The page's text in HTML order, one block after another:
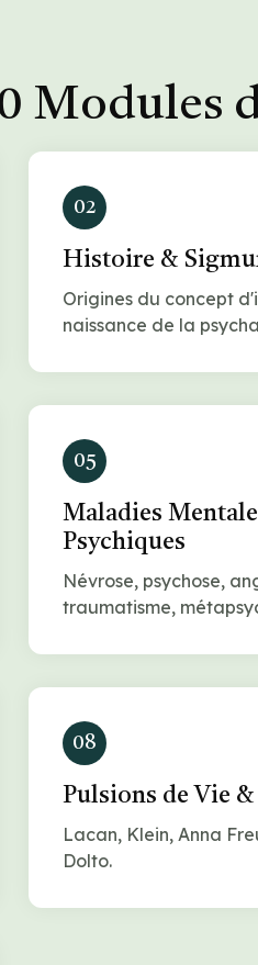
Modules
02
Histoire &
Origines du concept
naissance de la
05
Maladies
Psychiques
Névrose, psychose,
traumatisme,
08
Pulsions de Vie
Lacan, Klein, Anna
Dolto.